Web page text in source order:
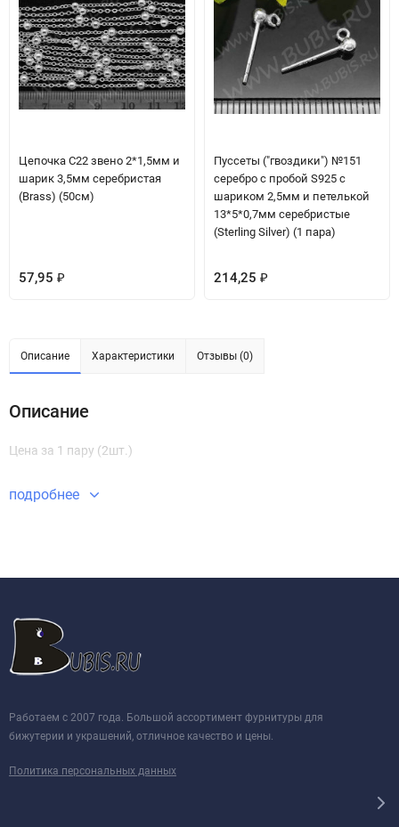
Цепочка C22 звено 2*1,5мм и
шарик 3,5мм серебристая
(Brass) (50см)
57,95 ₽
Пуссеты ("гвоздики") №151
серебро с пробой S925 с
шариком 2,5мм и петелькой
13*5*0,7мм серебристые
(Sterling Silver) (1 пара)
214,25 ₽
Описание Характеристики Отзывы (0)
Описание
Цена за 1 пару (2шт.)
подробнее
Работаем с 2007 года. Большой ассортимент фурнитуры для
бижутерии и украшений, отличное качество и цены.
Политика персональных данных